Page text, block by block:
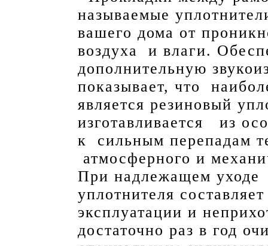
называемые
вашего дома от
воздуха и влаги.
дополнительную
показывает, что
является резиновый
изготавливается из
к сильным перепадам
атмосферного и
При надлежащем уходе
уплотнителя
эксплуатации и
достаточно раз в год